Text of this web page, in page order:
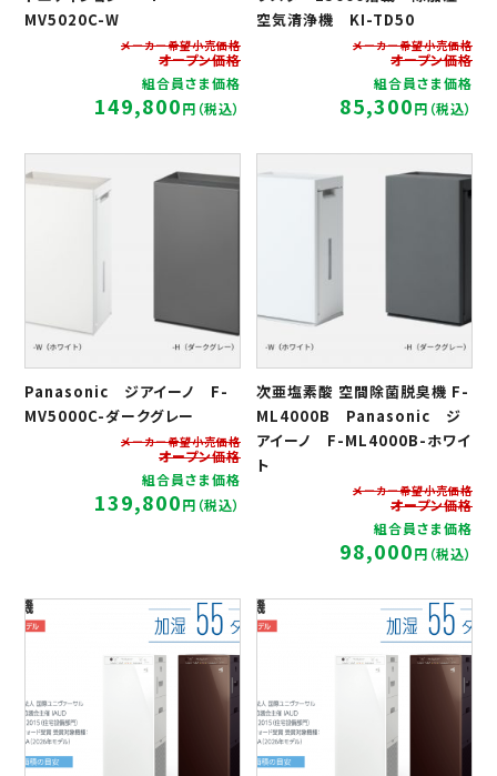
MV5020C-W
メーカー希望小売価格
オープン価格
組合員さま価格
149,800円（税込）
空気清浄機 KI-TD50
メーカー希望小売価格
オープン価格
組合員さま価格
85,300円（税込）
Panasonic ジアイーノ F-
MV5000C-ダークグレー
メーカー希望小売価格
オープン価格
組合員さま価格
139,800円（税込）
次亜塩素酸 空間除菌脱臭機 F-
ML4000B Panasonic ジ
アイーノ F-ML4000B-ホワイ
ト
メーカー希望小売価格
オープン価格
組合員さま価格
98,000円（税込）